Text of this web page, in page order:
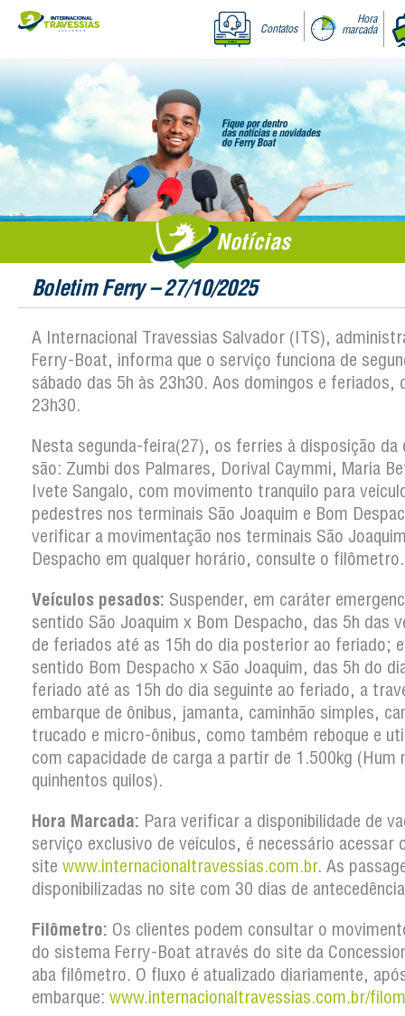
Contatos
Hora
marcada
Notícias
Boletim Ferry – 27/10/2025
A Internacional Travessias Salvador (ITS),
Ferry-Boat, informa que o serviço funciona de
sábado das 5h às 23h30. Aos domingos e feriados,
23h30.
Nesta segunda-feira(27), os ferries à disposição da
são: Zumbi dos Palmares, Dorival Caymmi, Maria
Ivete Sangalo, com movimento tranquilo para
pedestres nos terminais São Joaquim e Bom
verificar a movimentação nos terminais São
Despacho em qualquer horário, consulte o filômetro.
Veículos pesados: Suspender, em caráter
sentido São Joaquim x Bom Despacho, das 5h das
de feriados até as 15h do dia posterior ao feriado;
sentido Bom Despacho x São Joaquim, das 5h do
feriado até as 15h do dia seguinte ao feriado, a
embarque de ônibus, jamanta, caminhão simples,
trucado e micro-ônibus, como também reboque e
com capacidade de carga a partir de 1.500kg (Hum
quinhentos quilos).
Hora Marcada: Para verificar a disponibilidade de
serviço exclusivo de veículos, é necessário acessar
site www.internacionaltravessias.com.br. As
disponibilizadas no site com 30 dias de
Filômetro: Os clientes podem consultar o
do sistema Ferry-Boat através do site da
aba filômetro. O fluxo é atualizado diariamente,
embarque: www.internacionaltravessias.com.br/